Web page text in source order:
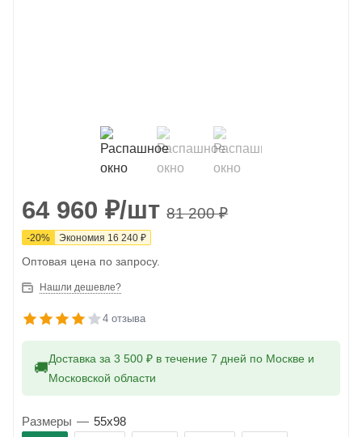
64 960 ₽/шт 81 200₽
-20% Экономия 16 240 ₽
Оптовая цена по запросу.
Нашли дешевле?
4 отзыва
🚚
Доставка за 3 500 ₽ в течение 7 дней по Москве и
Московской области
Размеры — 55x98